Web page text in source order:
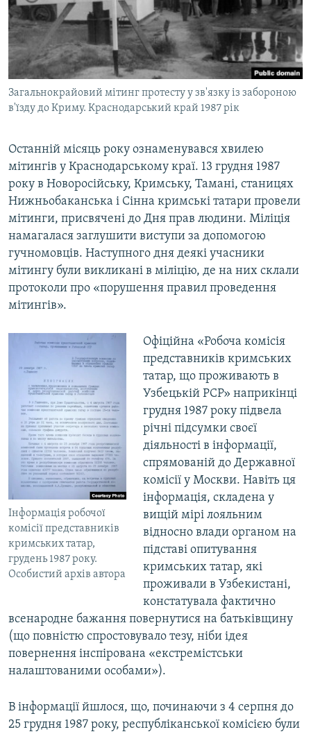
Загальнокрайовий мітинг протесту у зв'язку із забороною
в'їзду до Криму. Краснодарський край 1987 рік
Останній місяць року ознаменувався хвилею
мітингів у Краснодарському краї. 13 грудня 1987
року в Новоросійську, Кримську, Тамані, станицях
Нижньобаканська і Сінна кримські татари провели
мітинги, присвячені до Дня прав людини. Міліція
намагалася заглушити виступи за допомогою
гучномовців. Наступного дня деякі учасники
мітингу були викликані в міліцію, де на них склали
протоколи про «порушення правил проведення
мітингів».
Інформація робочої
комісії представників
кримських татар,
грудень 1987 року.
Особистий архів автора
Офіційна «Робоча комісія
представників кримських
татар, що проживають в
Узбецькій РСР» наприкінці
грудня 1987 року підвела
річні підсумки своєї
діяльності в інформації,
спрямованій до Державної
комісії у Москви. Навіть ця
інформація, складена у
вищій мірі лояльним
відносно влади органом на
підставі опитування
кримських татар, які
проживали в Узбекистані,
констатувала фактично
всенародне бажання повернутися на батьківщину
(що повністю спростовувало тезу, ніби ідея
повернення інспірована «екстремістськи
налаштованими особами»).
В інформації йшлося, що, починаючи з 4 серпня до
25 грудня 1987 року, республіканської комісією були